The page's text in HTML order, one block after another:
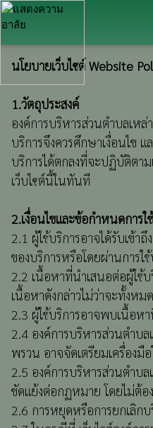
นโยบายเว็บไซต์ Website
1.วัตถุประสงค์
องค์การบริหารส่วนตำบลเหล่
บริการจึงควรศึกษาเงื่อนไข
บริการได้ตกลงที่จะปฏิบัติตา
เว็บไซต์นี้ในทันที
2.เงื่อนไขและข้อกำหนดการใ
2.1 ผู้ใช้บริการอาจได้รับเข้
ของบริการหรือโดยผ่านการใ
2.2 เนื้อหาที่นำเสนอต่อผู้ใช้
เนื้อหาดังกล่าวไม่ว่าจะทั้งห
2.3 ผู้ใช้บริการอาจพบเนื้อห
2.4 องค์การบริหารส่วนตำบ
พรวน อาจจัดเตรียมเครื่องมื
2.5 องค์การบริหารส่วนตำบ
ขัดแย้งต่อกฏหมาย โดยไม่ต้อง
2.6 การหยุดหรือการยกเลิกบ